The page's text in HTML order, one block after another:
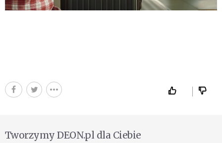
Tworzymy DEON.pl dla Ciebie